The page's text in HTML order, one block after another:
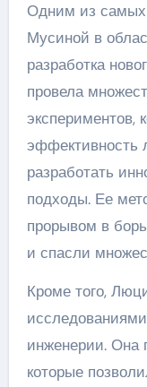
Одним из
Мусиной в
разработка
провела
экспериментов,
эффективность
разработать
подходы. Ее
прорывом в
и спасли
Кроме того,
инженерии. Она
которые